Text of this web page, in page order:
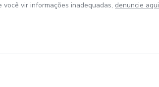
vir informações inadequadas, denuncie aqui